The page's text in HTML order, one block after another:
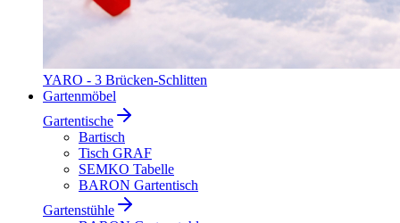
YARO - 3 Brücken-Schlitten
Gartenmöbel
Gartentische
Bartisch
Tisch GRAF
SEMKO Tabelle
BARON Gartentisch
Gartenstühle